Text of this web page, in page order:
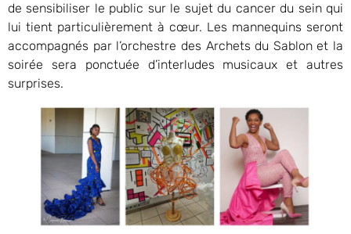
de sensibiliser le public sur le sujet du cancer du sein qui
lui tient particulièrement à cœur. Les mannequins seront
accompagnés par l’orchestre des Archets du Sablon et la
soirée sera ponctuée d’interludes musicaux et autres
surprises.